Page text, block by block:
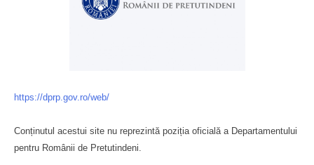
https://dprp.gov.ro/web/
Conținutul acestui site nu reprezintă poziția oficială a Departamentului
pentru Românii de Pretutindeni.